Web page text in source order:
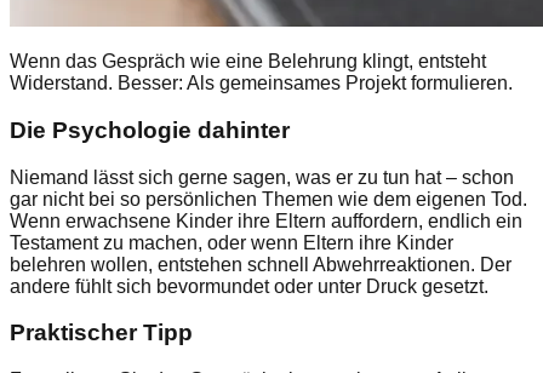
Wenn das Gespräch wie eine Belehrung klingt, entsteht
Widerstand. Besser: Als gemeinsames Projekt formulieren.
Die Psychologie dahinter
Niemand lässt sich gerne sagen, was er zu tun hat – schon
gar nicht bei so persönlichen Themen wie dem eigenen Tod.
Wenn erwachsene Kinder ihre Eltern auffordern, endlich ein
Testament zu machen, oder wenn Eltern ihre Kinder
belehren wollen, entstehen schnell Abwehrreaktionen. Der
andere fühlt sich bevormundet oder unter Druck gesetzt.
Praktischer Tipp